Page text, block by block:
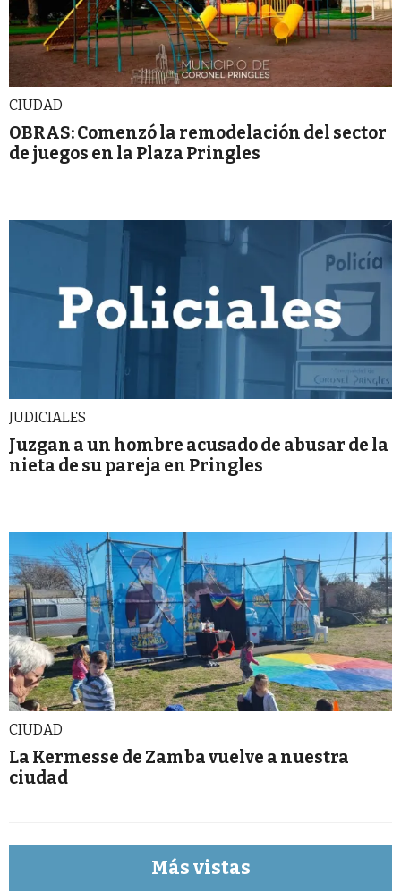
CIUDAD
OBRAS: Comenzó la remodelación del sector
de juegos en la Plaza Pringles
JUDICIALES
Juzgan a un hombre acusado de abusar de la
nieta de su pareja en Pringles
CIUDAD
La Kermesse de Zamba vuelve a nuestra
ciudad
Más vistas